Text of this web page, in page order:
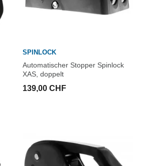
SPINLOCK
Automatischer Stopper Spinlock
XAS, doppelt
139,00 CHF